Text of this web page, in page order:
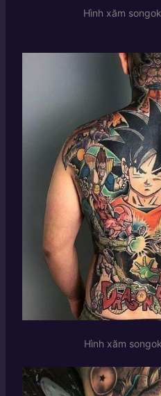
Hình xăm
Hình xăm